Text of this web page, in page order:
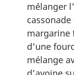
mélanger
margarine
d'une
mélange